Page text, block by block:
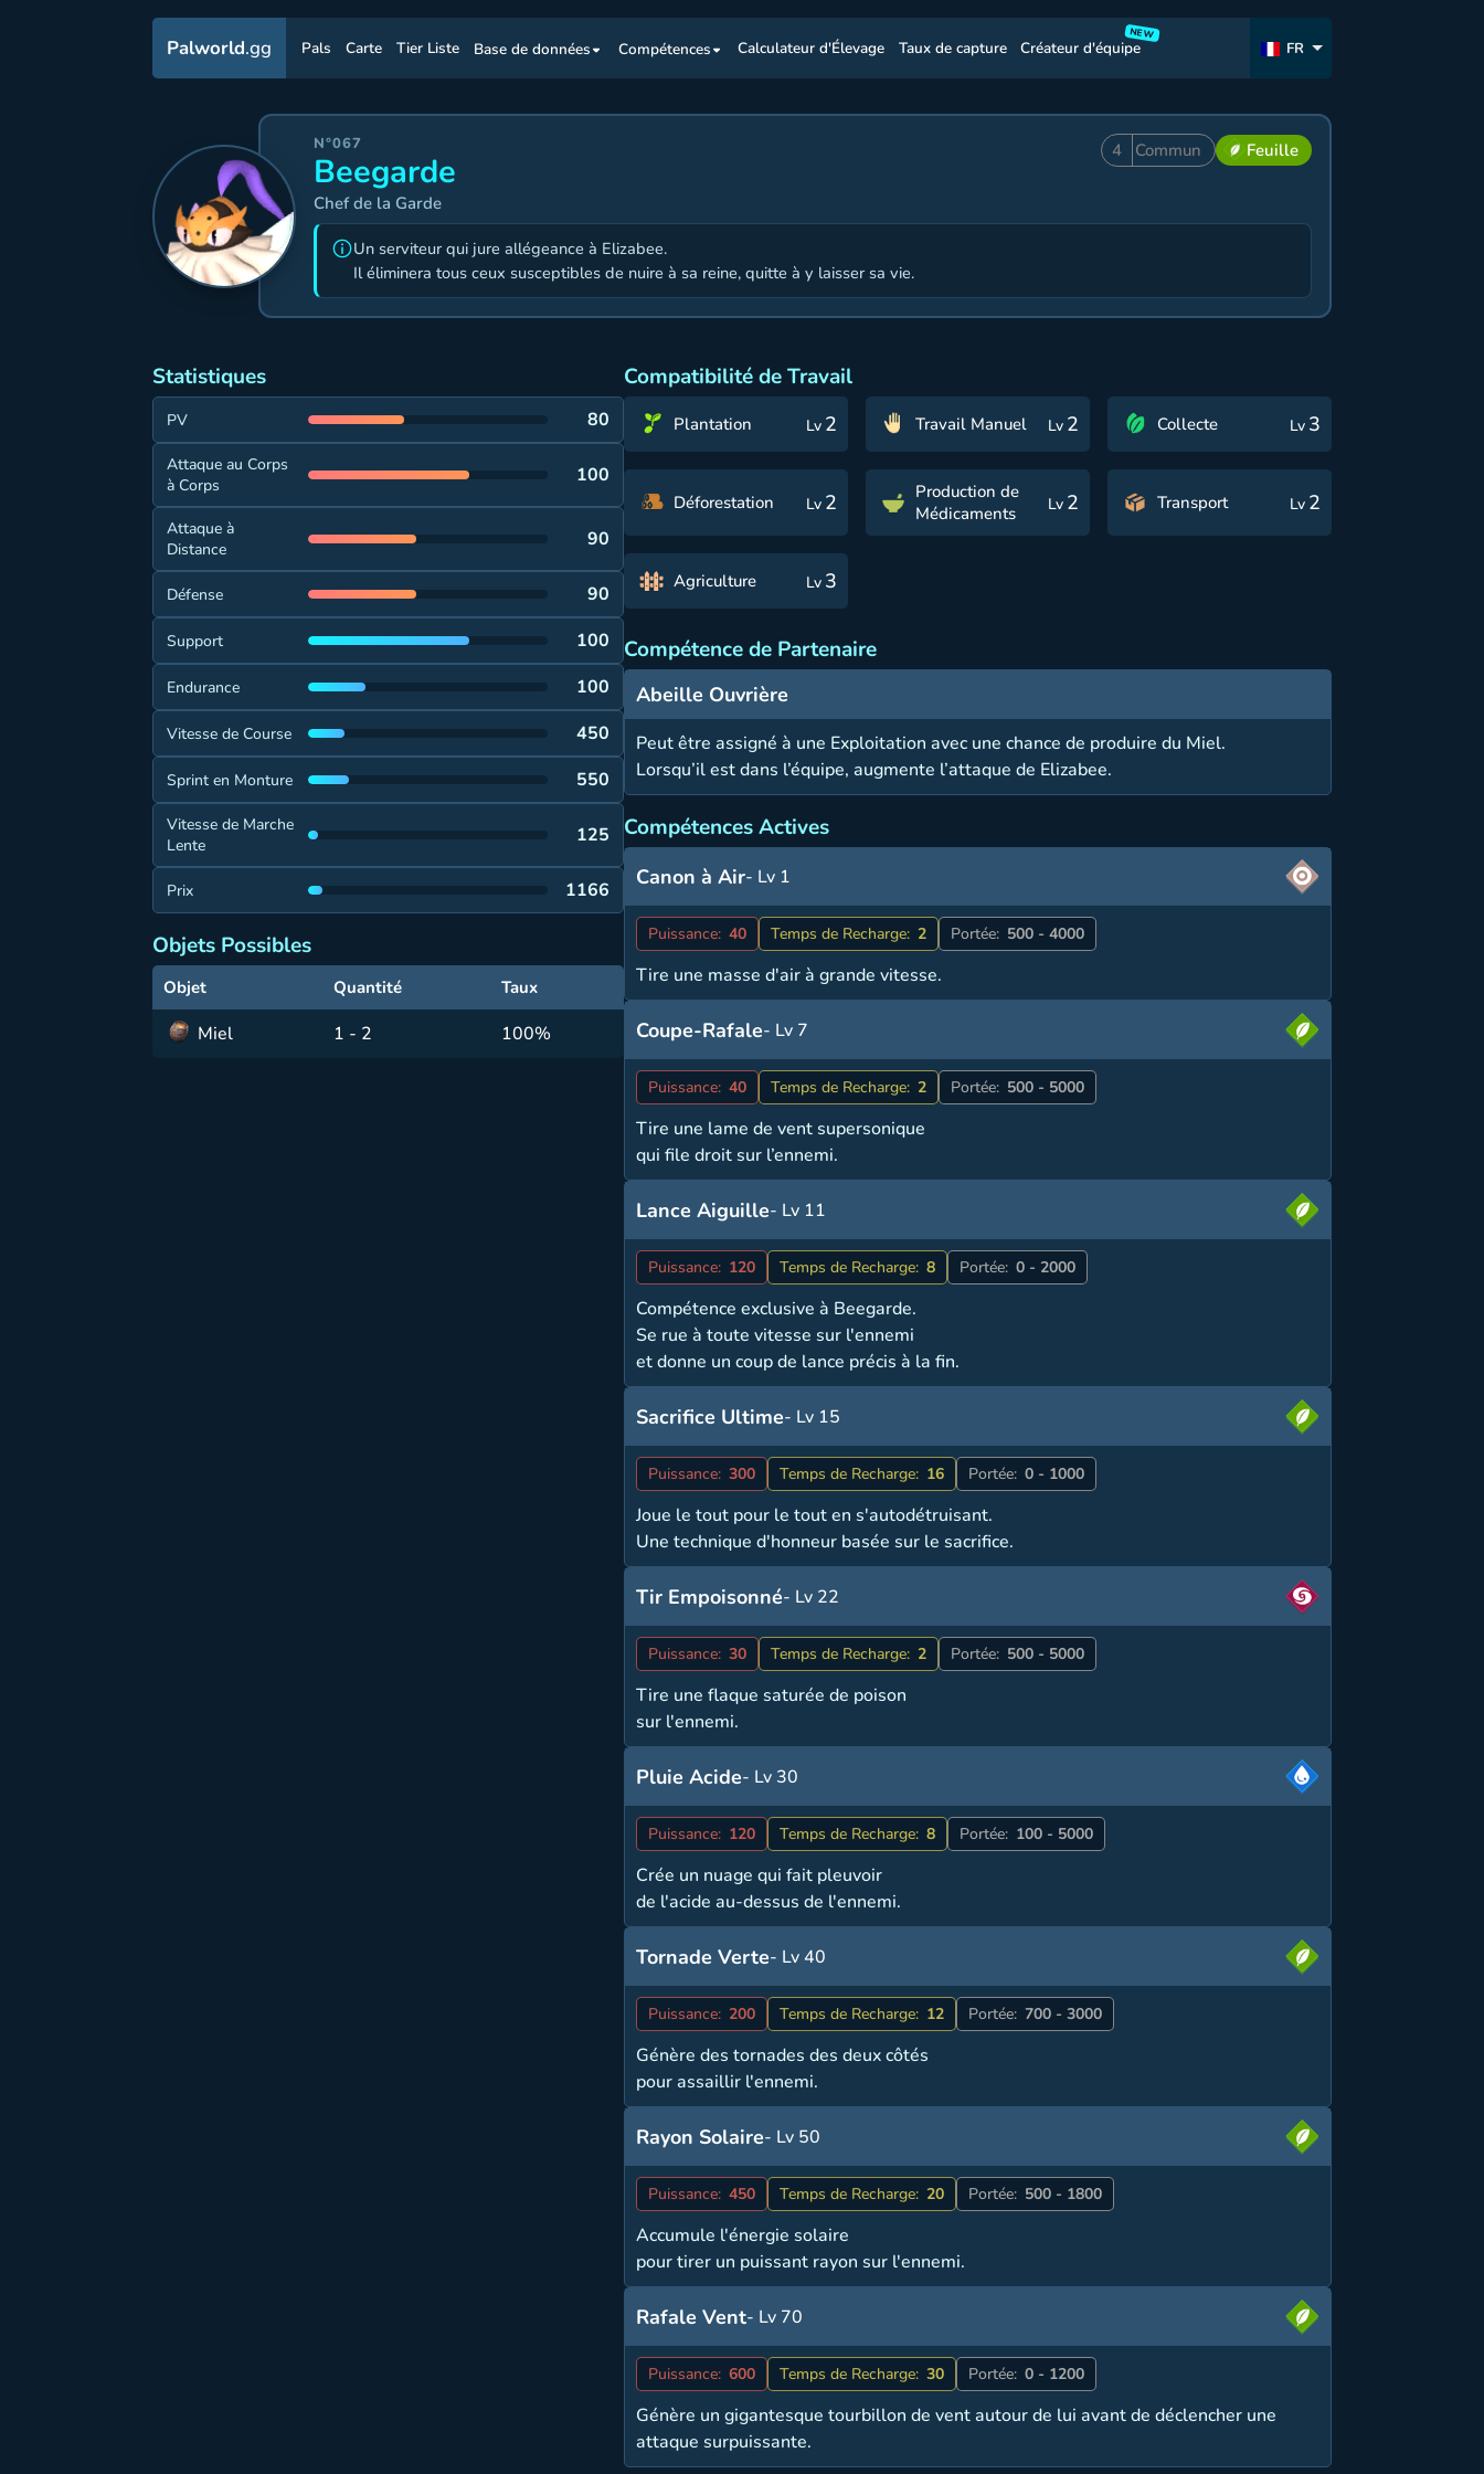
Palworld.gg Pals Carte Tier Liste Base de données Compétences Calculateur d'Élevage Taux de capture Créateur d'équipe
NEW
FR
N°067
Beegarde
Chef de la Garde
4 Commun Feuille
Un serviteur qui jure allégeance à Elizabee.
Il éliminera tous ceux susceptibles de nuire à sa reine, quitte à y laisser sa vie.
Statistiques
PV 80
Attaque au Corps
à Corps
100
Attaque à
Distance
90
Défense 90
Support 100
Endurance 100
Vitesse de Course 450
Sprint en Monture 550
Vitesse de Marche
Lente
125
Prix 1166
Objets Possibles
Objet Quantité Taux
Miel 1 - 2 100%
Compatibilité de Travail
Plantation Lv 2 Travail Manuel Lv 2 Collecte Lv 3
Déforestation Lv 2
Production de
Médicaments
Lv 2 Transport Lv 2
Agriculture Lv 3
Compétence de Partenaire
Abeille Ouvrière
Peut être assigné à une Exploitation avec une chance de produire du Miel.
Lorsqu’il est dans l’équipe, augmente l’attaque de Elizabee.
Compétences Actives
Canon à Air- Lv 1
Puissance: 40 Temps de Recharge: 2 Portée: 500 - 4000
Tire une masse d'air à grande vitesse.
Coupe-Rafale- Lv 7
Puissance: 40 Temps de Recharge: 2 Portée: 500 - 5000
Tire une lame de vent supersonique
qui file droit sur l’ennemi.
Lance Aiguille- Lv 11
Puissance: 120 Temps de Recharge: 8 Portée: 0 - 2000
Compétence exclusive à Beegarde.
Se rue à toute vitesse sur l'ennemi
et donne un coup de lance précis à la fin.
Sacrifice Ultime- Lv 15
Puissance: 300 Temps de Recharge: 16 Portée: 0 - 1000
Joue le tout pour le tout en s'autodétruisant.
Une technique d'honneur basée sur le sacrifice.
Tir Empoisonné- Lv 22
Puissance: 30 Temps de Recharge: 2 Portée: 500 - 5000
Tire une flaque saturée de poison
sur l'ennemi.
Pluie Acide- Lv 30
Puissance: 120 Temps de Recharge: 8 Portée: 100 - 5000
Crée un nuage qui fait pleuvoir
de l'acide au-dessus de l'ennemi.
Tornade Verte- Lv 40
Puissance: 200 Temps de Recharge: 12 Portée: 700 - 3000
Génère des tornades des deux côtés
pour assaillir l'ennemi.
Rayon Solaire- Lv 50
Puissance: 450 Temps de Recharge: 20 Portée: 500 - 1800
Accumule l'énergie solaire
pour tirer un puissant rayon sur l'ennemi.
Rafale Vent- Lv 70
Puissance: 600 Temps de Recharge: 30 Portée: 0 - 1200
Génère un gigantesque tourbillon de vent autour de lui avant de déclencher une
attaque surpuissante.